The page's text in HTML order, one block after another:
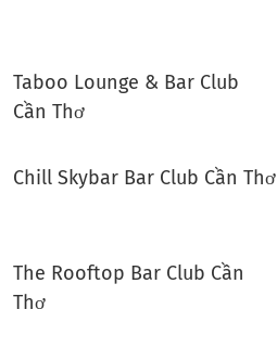
Taboo Lounge & Bar Club
Cần Thơ
Chill Skybar Bar Club Cần Thơ
The Rooftop Bar Club Cần
Thơ